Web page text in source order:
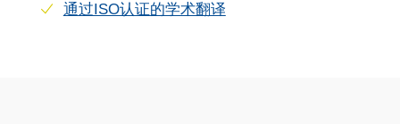
通过ISO认证的学术翻译